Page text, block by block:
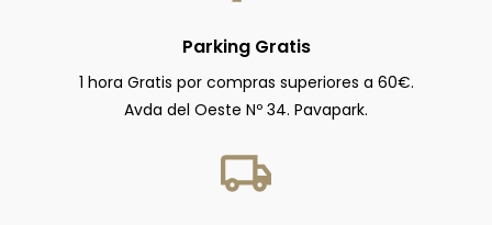
Parking Gratis
1 hora Gratis por compras superiores a 60€.
Avda del Oeste Nº 34. Pavapark.